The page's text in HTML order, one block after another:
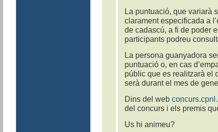
La puntuació, que variarà
clarament especificada a
de cadascú, a fi de poder
participants podreu
La persona guanyadora
puntuació o, en cas
públic que es realitzarà el
serà durant el mes de
Dins del web
del concurs i els premis
Us hi animeu?